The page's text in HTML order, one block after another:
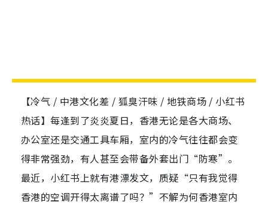
【冷气 / 中港文化差 / 狐臭汗味 / 地铁商场 / 小红书
热话】每逢到了炎炎夏日，香港无论是各大商场、
办公室还是交通工具车厢，室内的冷气往往都会变
得非常强劲，有人甚至会带备外套出门“防寒”。
最近，小红书上就有港漂发文，质疑“只有我觉得
香港的空调开得太离谱了吗？”不解为何香港室内